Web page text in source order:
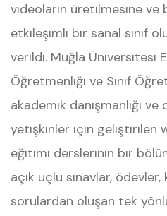
videoların üretilmesine ve
etkileşimli bir sanal sınıf
verildi. Muğla Üniversitesi
Öğretmenliği ve Sınıf
akademik danışmanlığı
yetişkinler için geliştirilen
eğitimi derslerinin bir
açık uçlu sınavlar,
sorulardan oluşan tek